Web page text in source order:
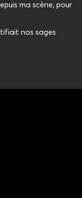
ma scène, pour
nos sages